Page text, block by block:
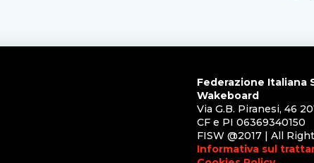
Federazione Italiana
Wakeboard
Via G.B. Piranesi, 46
CF e PI 06369340150
FISW @2017 | All
Informativa sul